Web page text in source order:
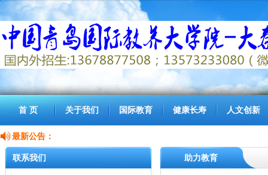
首 页 关于我们 国际教育 健康长寿 人文创新
最新公告：
联系我们 助力教育